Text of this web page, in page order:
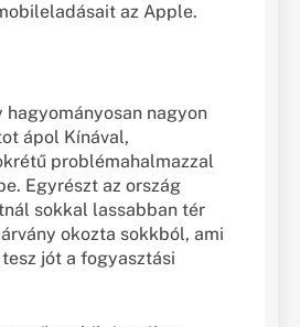
az Apple.
hagyományosan nagyon
ápol Kínával,
problémahalmazzal
Egyrészt az ország
sokkal lassabban tér
okozta sokkból, ami
jót a fogyasztási